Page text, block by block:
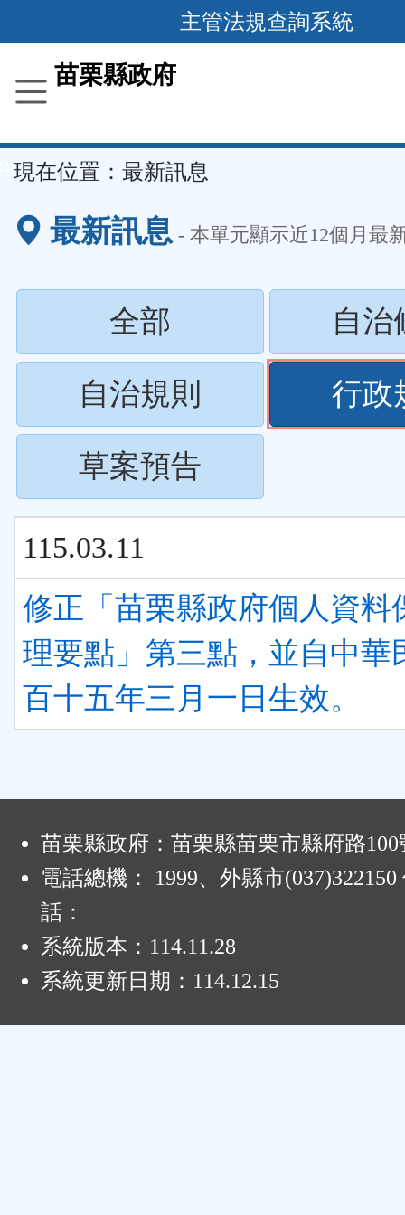
到
要
容
區
主管法規查詢系統
苗栗縣政府
現在位置： 最新訊息
最新訊息 - 本單元顯示近12個月最
全部
按
下
ENTER
查
清
單)
自治
自治規則
按
ENTER
查
看
清
單)
行政
草案預告
按
ENTER
查
看
清
115.03.11
修正「苗栗縣政府個人資料
理要點」第三點，並自中華
百十五年三月一日生效。
苗栗縣政府：苗栗縣苗栗市縣府路100
電話總機： 1999、外縣市(037)322150
話：
系統版本： 114.11.28
系統更新日期： 114.12.15